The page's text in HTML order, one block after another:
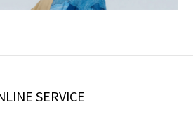
SERVICE